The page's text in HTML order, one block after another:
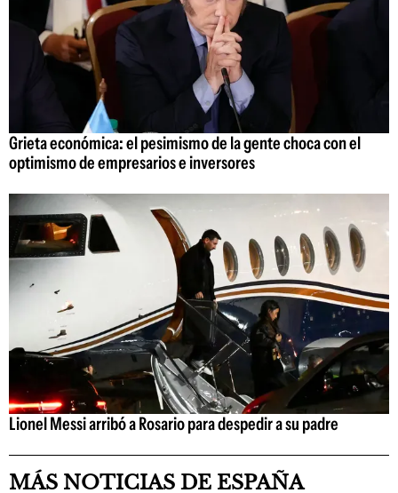
Grieta económica: el pesimismo de la gente choca con el
optimismo de empresarios e inversores
Lionel Messi arribó a Rosario para despedir a su padre
MÁS NOTICIAS DE ESPAÑA